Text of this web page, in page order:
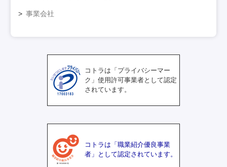
事業会社
コトラは「職業紹介優良事業
者」として認定されています。
コトラは「プライバシーマー
ク」使用許可事業者として認定
されています。